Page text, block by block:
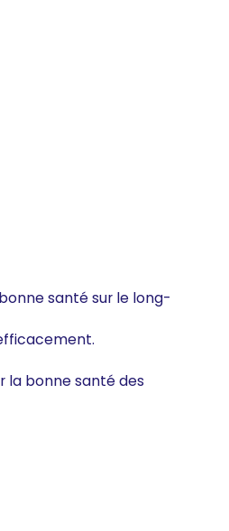
santé sur le long-
la bonne santé des